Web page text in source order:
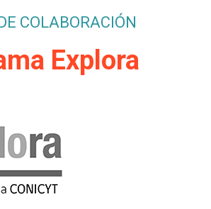
COLABORACIÓN
Explora